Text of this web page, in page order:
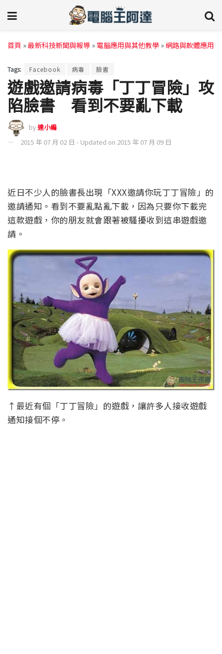
首頁 »最新科技新聞與報導 » 電腦應用與其他教學 »網路與軟體應用
Tags: Facebook 病毒 臉書
遊戲邀請病毒「丁丁冒險」攻
陷臉書 看到不要亂下載
by達小編
2015 年 07 月 02 日 - Updated on 2015 年 07 月 09 日
近日不少人的臉書長出現「XXX邀請你玩丁丁冒險」的
邀請通知。看到不要亂點亂下載，因為只要你下載完
這款遊戲，你的朋友就會跟著被騷擾收到這串遊戲邀
請。
↑最近有個「丁丁冒險」的遊戲，讓許多人接收遊戲
通知接個不停。